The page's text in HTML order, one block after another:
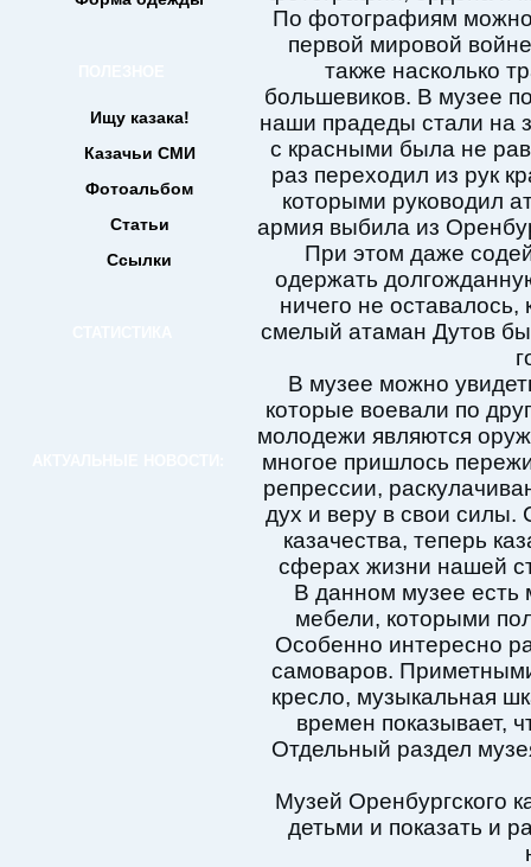
Ищу казака!
Казачьи СМИ
Фотоальбом
Статьи
Ссылки
По фотографиям можно
первой мировой
также насколько
большевиков. В музее
наши прадеды стали на
с красными была не
раз переходил из рук
которыми руководил
армия выбила из
При этом даже
одержать
ничего не оставалось,
смелый атаман Дутов
В музее можно
которые воевали по
молодежи являются
многое пришлось
репрессии,
дух и веру в свои силы.
казачества, теперь
сферах жизни нашей
В данном музее есть
мебели, которыми
Особенно интересно
самоваров.
кресло, музыкальная
времен показывает,
Отдельный раздел
Музей Оренбургского
детьми и показать и